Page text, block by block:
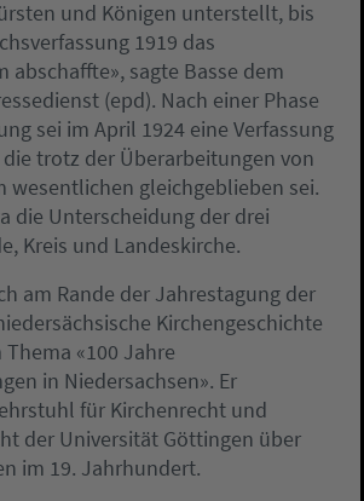
und Königen unterstellt, bis
1919 das
abschaffte», sagte Basse dem
(epd). Nach einer Phase
sei im April 1924 eine Verfassung
trotz der Überarbeitungen von
wesentlichen gleichgeblieben sei.
die Unterscheidung der drei
Kreis und Landeskirche.
am Rande der Jahrestagung der
Kirchengeschichte
«100 Jahre
in Niedersachsen». Er
für Kirchenrecht und
der Universität Göttingen über
im 19. Jahrhundert.